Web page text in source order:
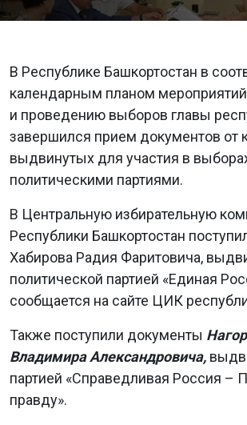
В Республике Башкортостан в
календарным планом мероприятий
и проведению выборов главы
завершился прием документов от
выдвинутых для участия в
политическими партиями.
В Центральную избирательную
Республики Башкортостан
Хабирова Радия Фаритовича,
политической партией «Единая
сообщается на сайте ЦИК
Также поступили документы
Владимира Александровича,
партией «Справедливая Россия
правду».